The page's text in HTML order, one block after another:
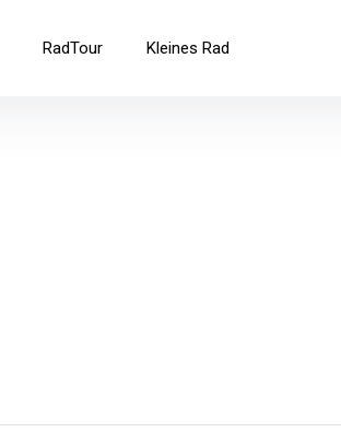
RadTour Kleines Rad